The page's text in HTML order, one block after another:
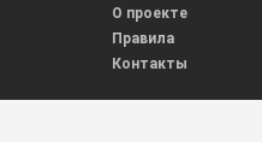
О проекте
Правила
Контакты